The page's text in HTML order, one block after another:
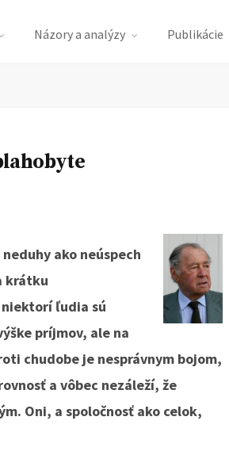
Názory a analýzy Publikácie
ako neúspech
krátku
ľudia sú
príjmov, ale na
chudobe je nesprávnym bojom,
a vôbec nezáleží, že
Oni, a spoločnosť ako celok,